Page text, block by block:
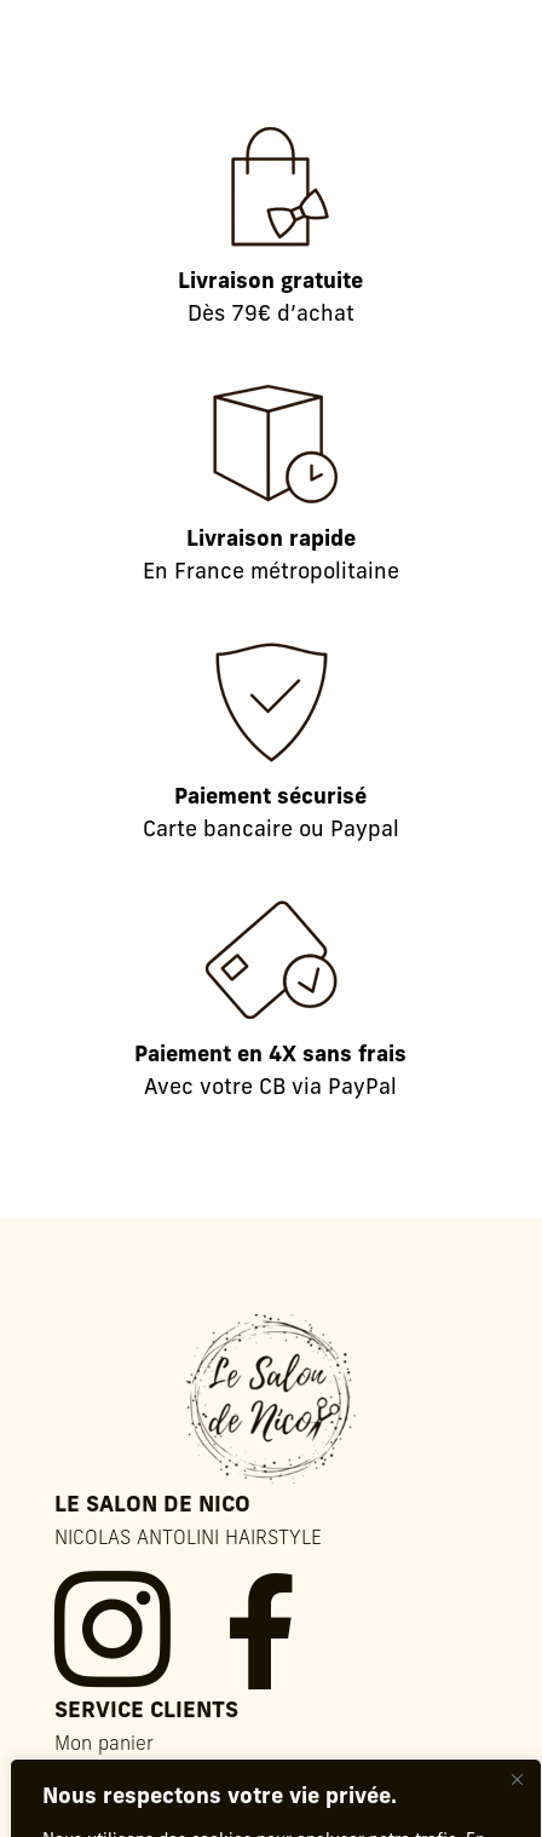
Nous respectons votre vie privée.
Livraison gratuite
Dès 79€ d’achat
Livraison rapide
En France métropolitaine
Paiement sécurisé
Carte bancaire ou Paypal
Paiement en 4X sans frais
Avec votre CB via PayPal
LE SALON DE NICO
NICOLAS ANTOLINI HAIRSTYLE
 
SERVICE CLIENTS
Mon panier
FAQ